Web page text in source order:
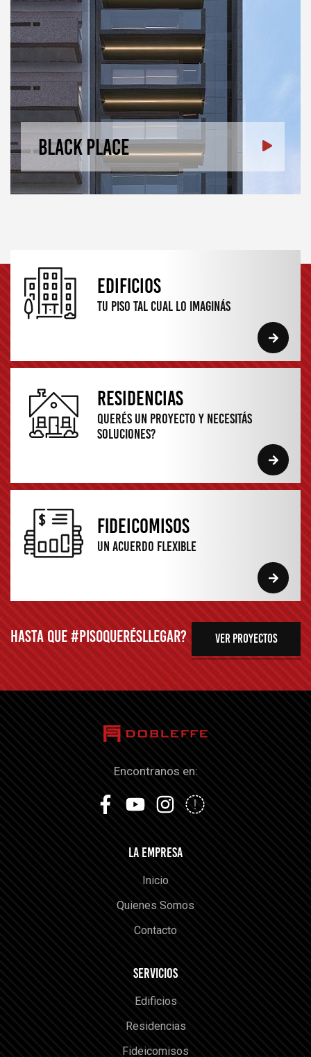
Black Place
edificios
Tu piso tal cual lo imaginás
RESIDENCIAS
Querés un proyecto y Necesitás
soluciones?
fideicomisos
Un acuerdo flexible
Hasta que #pisoquerésllegar? ver proyectos
Encontranos en:
LA EMPRESA
Inicio
Quienes Somos
Contacto
SERVICIOS
Edificios
Residencias
Fideicomisos